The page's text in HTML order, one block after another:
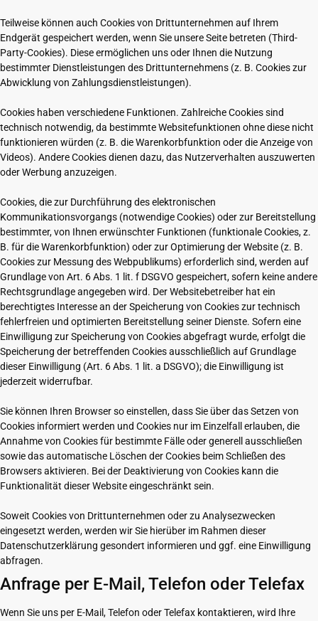
Teilweise können auch Cookies von Drittunternehmen auf Ihrem
Endgerät gespeichert werden, wenn Sie unsere Seite betreten (Third-
Party-Cookies). Diese ermöglichen uns oder Ihnen die Nutzung
bestimmter Dienstleistungen des Drittunternehmens (z. B. Cookies zur
Abwicklung von Zahlungsdienstleistungen).
Cookies haben verschiedene Funktionen. Zahlreiche Cookies sind
technisch notwendig, da bestimmte Websitefunktionen ohne diese nicht
funktionieren würden (z. B. die Warenkorbfunktion oder die Anzeige von
Videos). Andere Cookies dienen dazu, das Nutzerverhalten auszuwerten
oder Werbung anzuzeigen.
Cookies, die zur Durchführung des elektronischen
Kommunikationsvorgangs (notwendige Cookies) oder zur Bereitstellung
bestimmter, von Ihnen erwünschter Funktionen (funktionale Cookies, z.
B. für die Warenkorbfunktion) oder zur Optimierung der Website (z. B.
Cookies zur Messung des Webpublikums) erforderlich sind, werden auf
Grundlage von Art. 6 Abs. 1 lit. f DSGVO gespeichert, sofern keine andere
Rechtsgrundlage angegeben wird. Der Websitebetreiber hat ein
berechtigtes Interesse an der Speicherung von Cookies zur technisch
fehlerfreien und optimierten Bereitstellung seiner Dienste. Sofern eine
Einwilligung zur Speicherung von Cookies abgefragt wurde, erfolgt die
Speicherung der betreffenden Cookies ausschließlich auf Grundlage
dieser Einwilligung (Art. 6 Abs. 1 lit. a DSGVO); die Einwilligung ist
jederzeit widerrufbar.
Sie können Ihren Browser so einstellen, dass Sie über das Setzen von
Cookies informiert werden und Cookies nur im Einzelfall erlauben, die
Annahme von Cookies für bestimmte Fälle oder generell ausschließen
sowie das automatische Löschen der Cookies beim Schließen des
Browsers aktivieren. Bei der Deaktivierung von Cookies kann die
Funktionalität dieser Website eingeschränkt sein.
Soweit Cookies von Drittunternehmen oder zu Analysezwecken
eingesetzt werden, werden wir Sie hierüber im Rahmen dieser
Datenschutzerklärung gesondert informieren und ggf. eine Einwilligung
abfragen.
Anfrage per E-Mail, Telefon oder Telefax
Wenn Sie uns per E-Mail, Telefon oder Telefax kontaktieren, wird Ihre